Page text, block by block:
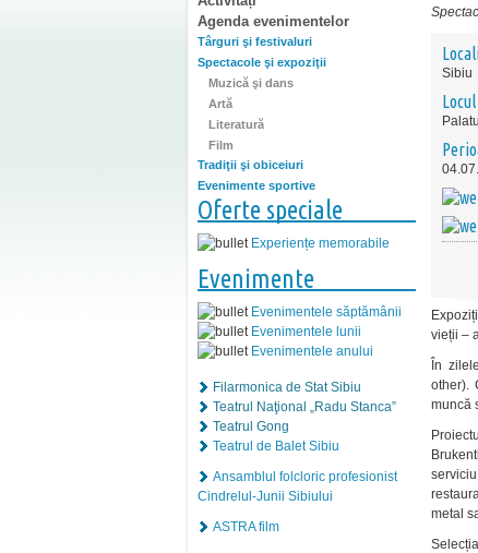
Agenda evenimentelor
Târguri şi festivaluri
Spectacole şi expoziţii
Muzică şi dans
Artă
Literatură
Film
Tradiţii şi obiceiuri
Evenimente sportive
Oferte speciale
Experiențe memorabile
Evenimente
Evenimentele săptămânii
Evenimentele lunii
Evenimentele anului
Filarmonica de Stat Sibiu
Teatrul Naţional „Radu Stanca”
Teatrul Gong
Teatrul de Balet Sibiu
Ansamblul folcloric profesionist
Cindrelul-Junii Sibiului
ASTRA film
Sibiu
vieții –
În
other).
muncă
metal